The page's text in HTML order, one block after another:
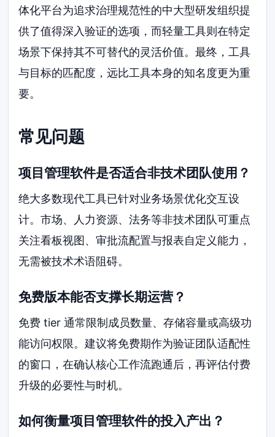
体化平台为追求治理规范性的中大型研发组织提
供了值得深入验证的选项，而轻量工具则在特定
场景下保持其不可替代的灵活价值。最终，工具
与目标的匹配度，远比工具本身的知名度更为重
要。
常见问题
项目管理软件是否适合非技术团队使用？
绝大多数现代工具已针对业务场景优化交互设
计。市场、人力资源、法务等非技术团队可重点
关注看板视图、审批流配置与报表自定义能力，
无需被技术术语阻碍。
免费版本能否支撑长期运营？
免费 tier 通常限制成员数量、存储容量或高级功
能访问权限。建议将免费期作为验证团队适配性
的窗口，在确认核心工作流跑通后，再评估付费
升级的必要性与时机。
如何衡量项目管理软件的投入产出？